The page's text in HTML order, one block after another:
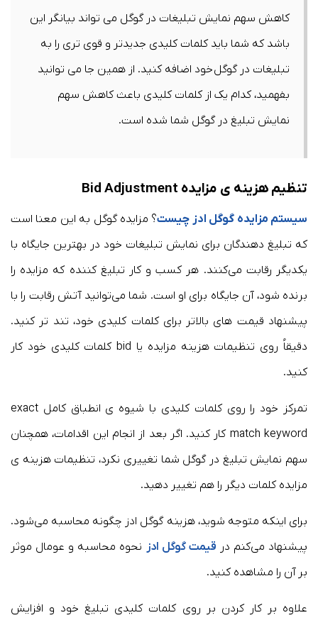
کاهش سهم نمایش تبلیغات در گوگل می تواند بیانگر این
باشد که شما باید کلمات کلیدی جدیدتر و قوی تری را به
تبلیغات در گوگل خود اضافه کنید. از همین جا می توانید
بفهمید، کدام یک از کلمات کلیدی باعث کاهش سهم
نمایش تبلیغ در گوگل شما شده است.
تنظیم هزینه ی مزایده Bid Adjustment
سیستم مزایده گوگل ادز چیست؟ مزایده گوگل به این معنا است
که تبلیغ دهندگان برای نمایش تبلیغات خود در بهترین جایگاه با
یکدیگر رقابت می‌کنند. هر کسب و کار تبلیغ کننده که مزایده را
برنده شود، آن جایگاه برای او است. شما می‌توانید آتش رقابت را با
پیشنهاد قیمت های بالاتر برای کلمات کلیدی خود، تند تر کنید.
دقیقاُ روی تنظیمات هزینه مزایده یا bid کلمات کلیدی خود کار
کنید.
تمرکز خود را روی کلمات کلیدی با شیوه ی انطباق کامل exact
match keyword کار کنید. اگر بعد از انجام این اقدامات، همچنان
سهم نمایش تبلیغ در گوگل شما تغییری نکرد، تنظیمات هزینه ی
مزایده کلمات دیگر را هم تغییر دهید.
برای اینکه متوجه شوید، هزینه گوگل ادز چگونه محاسبه می‌شود.
پیشنهاد می‌‌کنم در قیمت گوگل ادز نحوه محاسبه و عومال موثر
بر آن را مشاهده کنید.
علاوه بر کار کردن بر روی کلمات کلیدی تبلیغ خود و افزایش